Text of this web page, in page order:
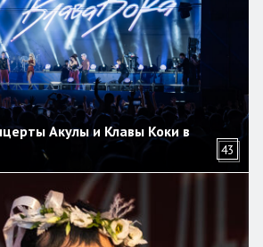
Акулы и Клавы Коки в
43